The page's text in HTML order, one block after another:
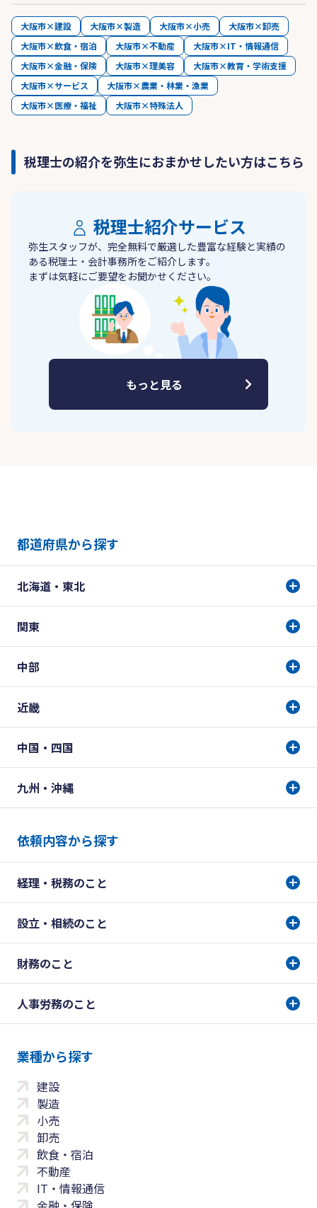
大阪市×建設 大阪市×製造 大阪市×小売
大阪市×卸売
大阪市×飲食・宿泊
大阪市×不動産
大阪市×IT・情報通信
大阪市×金融・保険
大阪市×理美容
大阪市×教育・学術支援
大阪市×サービス
大阪市×農業・林業・漁業
大阪市×医療・福祉
大阪市×特殊法人
税理士の紹介を弥生におまかせしたい方はこちら
税理士紹介サービス
弥生スタッフが、完全無料で厳選した豊富な経験と実績の
ある税理士・会計事務所をご紹介します。
まずは気軽にご要望をお聞かせください。
もっと見る
都道府県から探す
北海道・東北
関東
中部
近畿
中国・四国
九州・沖縄
依頼内容から探す
経理・税務のこと
設立・相続のこと
財務のこと
人事労務のこと
業種から探す
建設
製造
小売
卸売
飲食・宿泊
不動産
IT・情報通信